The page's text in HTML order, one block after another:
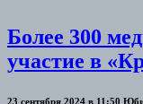
Более 300
участие в
23 сентября 2024 в 11:50